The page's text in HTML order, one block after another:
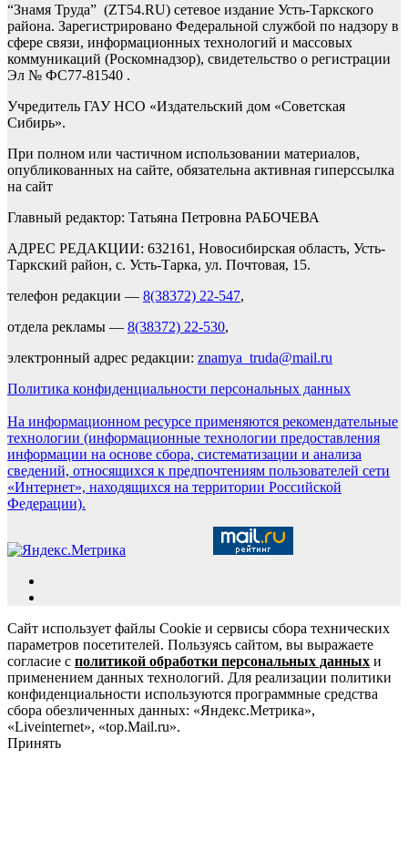
“Знамя Труда” (ZT54.RU) сетевое издание Усть-Таркского
района. Зарегистрировано Федеральной службой по надзору в
сфере связи, информационных технологий и массовых
коммуникаций (Роскомнадзор), свидетельство о регистрации
Эл № ФС77-81540 .
Учредитель ГАУ НСО «Издательский дом «Советская
Сибирь».
При полном или частичном использовании материалов,
опубликованных на сайте, обязательна активная гиперссылка
на сайт
Главный редактор: Татьяна Петровна РАБОЧЕВА
АДРЕС РЕДАКЦИИ: 632161, Новосибирская область, Усть-
Таркский район, с. Усть-Тарка, ул. Почтовая, 15.
телефон редакции — 8(38372) 22-547,
отдела рекламы — 8(38372) 22-530,
электронный адрес редакции: znamya_truda@mail.ru
Политика конфиденциальности персональных данных
На информационном ресурсе применяются рекомендательные
технологии (информационные технологии предоставления
информации на основе сбора, систематизации и анализа
сведений, относящихся к предпочтениям пользователей сети
«Интернет», находящихся на территории Российской
Федерации).
Сайт использует файлы Cookie и сервисы сбора технических
параметров посетителей. Пользуясь сайтом, вы выражаете
согласие с политикой обработки персональных данных и
применением данных технологий. Для реализации политики
конфиденциальности используются программные средства
сбора обезличенных данных: «Яндекс.Метрика»,
«Liveinternet», «top.Mail.ru».
Принять